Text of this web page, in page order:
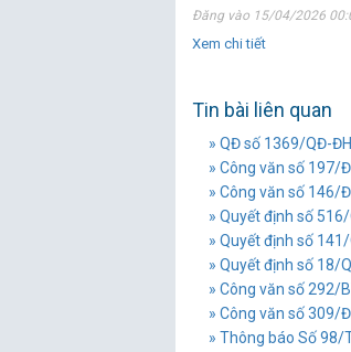
Đăng vào 15/04/2026
Xem chi tiết
Tin bài liên quan
» QĐ số 1369/QĐ-
» Công văn số 197/
» Công văn số 146/
» Quyết định số
» Quyết định số
» Quyết định số 18/
» Công văn số 292/
» Công văn số 309/
» Thông báo Số 98/